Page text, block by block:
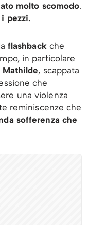
molto scomodo.
pezzi.
flashback che
in particolare
, scappata
che
una violenza
reminiscenze che
sofferenza che